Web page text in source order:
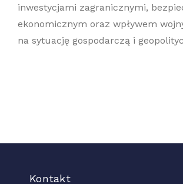
inwestycjami zagranicznymi,
ekonomicznym oraz wpływem
na sytuację gospodarczą i
Kontakt